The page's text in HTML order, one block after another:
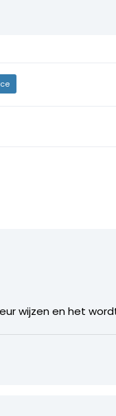
wijzen en het